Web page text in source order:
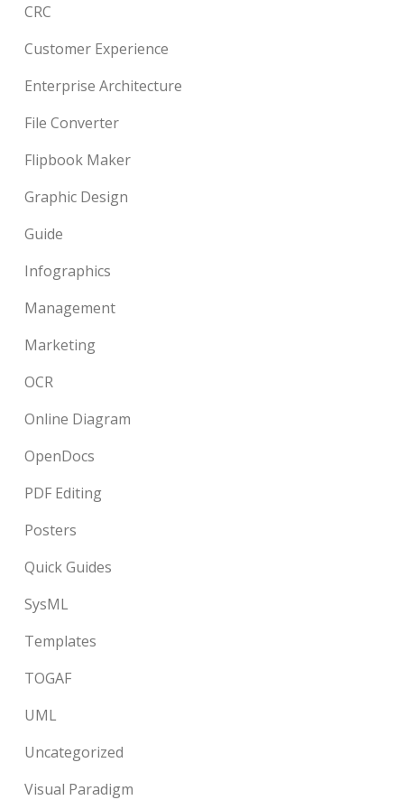
CRC
Customer Experience
Enterprise Architecture
File Converter
Flipbook Maker
Graphic Design
Guide
Infographics
Management
Marketing
OCR
Online Diagram
OpenDocs
PDF Editing
Posters
Quick Guides
SysML
Templates
TOGAF
UML
Uncategorized
Visual Paradigm